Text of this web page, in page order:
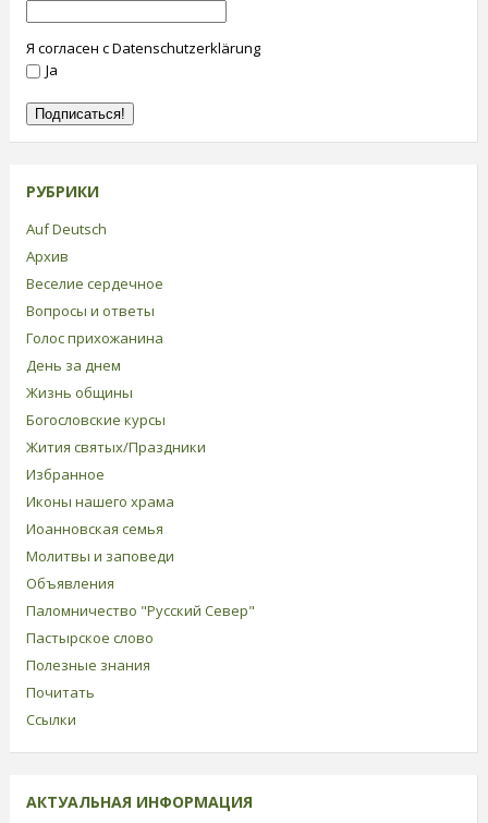
Я согласен с Datenschutzerklärung
Ja
РУБРИКИ
Auf Deutsch
Архив
Веселие сердечное
Вопросы и ответы
Голос прихожанина
День за днем
Жизнь общины
Богословские курсы
Жития святых/Праздники
Избранное
Иконы нашего храма
Иоанновская семья
Молитвы и заповеди
Объявления
Паломничество "Русский Север"
Пастырское слово
Полезные знания
Почитать
Ссылки
АКТУАЛЬНАЯ ИНФОРМАЦИЯ